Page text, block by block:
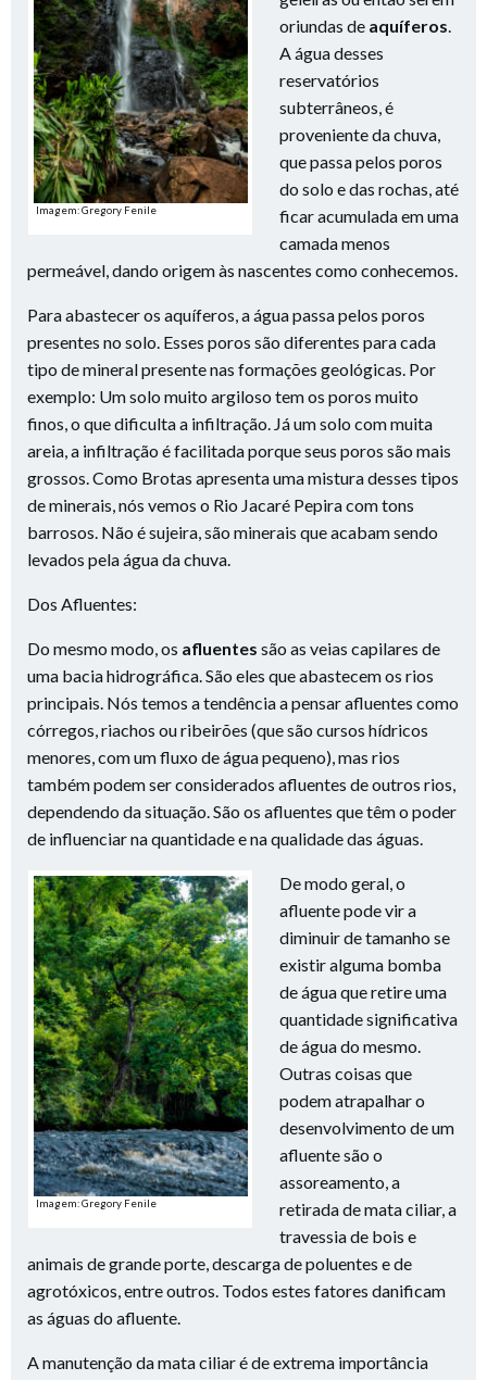
Imagem: Gregory Fenile
oriundas de aquíferos
A água desses
reservatórios
subterrâneos, é
proveniente da chuva,
que passa pelos poros
do solo e das rochas, até
ficar acumulada em uma
camada menos
permeável, dando origem às nascentes como conhecemos.
Para abastecer os aquíferos, a água passa pelos poros
presentes no solo. Esses poros são diferentes para cada
tipo de mineral presente nas formações geológicas. Por
exemplo: Um solo muito argiloso tem os poros muito
finos, o que dificulta a infiltração. Já um solo com muita
areia, a infiltração é facilitada porque seus poros são mais
grossos. Como Brotas apresenta uma mistura desses tipos
de minerais, nós vemos o Rio Jacaré Pepira com tons
barrosos. Não é sujeira, são minerais que acabam sendo
levados pela água da chuva.
Dos Afluentes:
Do mesmo modo, os afluentes são as veias capilares de
uma bacia hidrográfica. São eles que abastecem os rios
principais. Nós temos a tendência a pensar afluentes como
córregos, riachos ou ribeirões (que são cursos hídricos
menores, com um fluxo de água pequeno), mas rios
também podem ser considerados afluentes de outros rios,
dependendo da situação. São os afluentes que têm o poder
de influenciar na quantidade e na qualidade das águas.
Imagem: Gregory Fenile
De modo geral, o
afluente pode vir a
diminuir de tamanho se
existir alguma bomba
de água que retire uma
quantidade significativa
de água do mesmo.
Outras coisas que
podem atrapalhar o
desenvolvimento de um
afluente são o
assoreamento, a
retirada de mata ciliar, a
travessia de bois e
animais de grande porte, descarga de poluentes e de
agrotóxicos, entre outros. Todos estes fatores danificam
as águas do afluente.
A manutenção da mata ciliar é de extrema importância